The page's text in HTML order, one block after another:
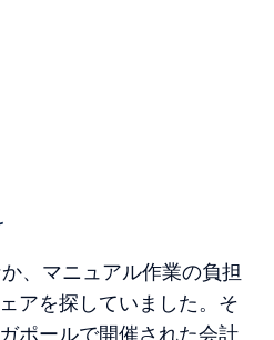
、マニュアル作業の負担
アを探していました。そ